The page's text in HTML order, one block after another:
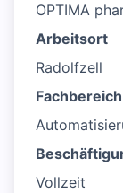
OPTIMA
Arbeitsort
Radolfzell
Fachbereich
Vollzeit